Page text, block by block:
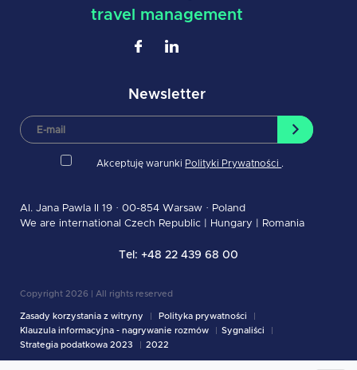
travel management
Newsletter
Akceptuję warunki Polityki Prywatności .
Al. Jana Pawla II 19 · 00-854 Warsaw · Poland
We are international Czech Republic Hungary Romania
Tel: +48 22 439 68 00
Copyright 2026 | All rights reserved
Zasady korzystania z witryny
Polityka prywatności
Klauzula informacyjna - nagrywanie rozmów
Sygnaliści
Strategia podatkowa 2023
2022